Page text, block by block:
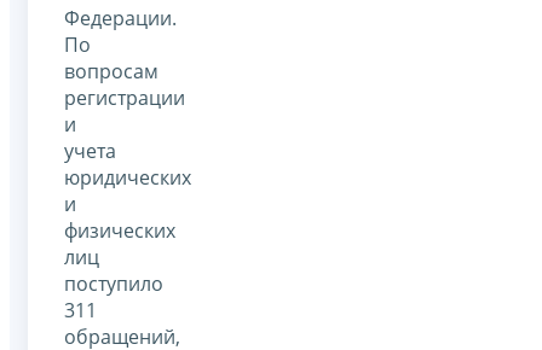
Федерации.
По
вопросам
регистрации
и
учета
юридических
и
физических
лиц
поступило
311
обращений,